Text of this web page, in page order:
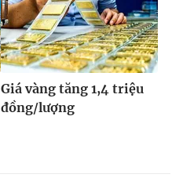
Giá vàng tăng 1,4 triệu
đồng/lượng